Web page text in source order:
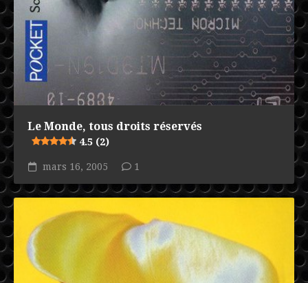
Le Monde, tous droits réservés
4.5 (2)
mars 16, 2005 1